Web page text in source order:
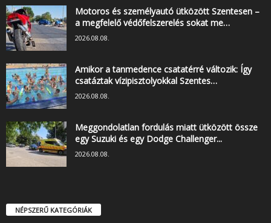
Motoros és személyautó ütközött Szentesen –
a megfelelő védőfelszerelés sokat me…
2026.08.08.
Amikor a tanmedence csatatérré változik: Így
csatáztak vízipisztolyokkal Szentes…
2026.08.08.
Meggondolatlan fordulás miatt ütközött össze
egy Suzuki és egy Dodge Challenger...
2026.08.08.
NÉPSZERŰ KATEGÓRIÁK